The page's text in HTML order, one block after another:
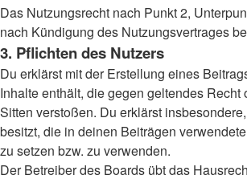
Das Nutzungsrecht nach Punkt 2,
nach Kündigung des Nutzungsvertrages
3. Pflichten des Nutzers
Du erklärst mit der Erstellung eines
Inhalte enthält, die gegen geltendes Recht
Sitten verstoßen. Du erklärst
besitzt, die in deinen Beiträgen
zu setzen bzw. zu verwenden.
Der Betreiber des Boards übt das